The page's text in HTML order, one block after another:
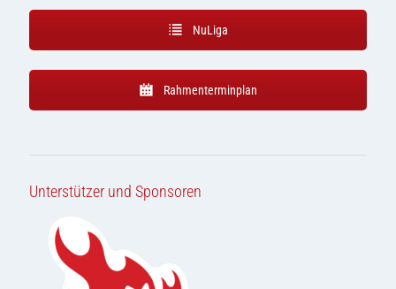
NuLiga
Rahmenterminplan
Unterstützer und Sponsoren